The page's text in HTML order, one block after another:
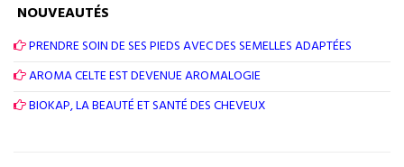
NOUVEAUTÉS
PRENDRE SOIN DE SES PIEDS AVEC DES SEMELLES ADAPTÉES
AROMA CELTE EST DEVENUE AROMALOGIE
BIOKAP, LA BEAUTÉ ET SANTÉ DES CHEVEUX